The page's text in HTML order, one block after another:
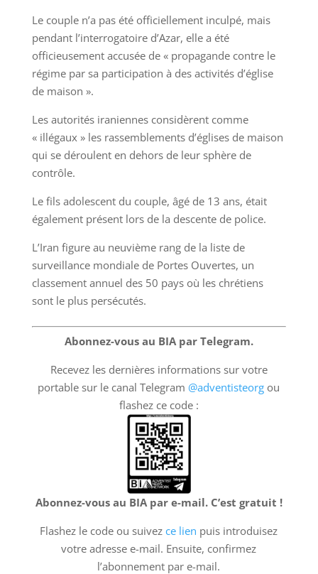
Le couple n’a pas été officiellement inculpé, mais
pendant l’interrogatoire d’Azar, elle a été
officieusement accusée de « propagande contre le
régime par sa participation à des activités d’église
de maison ».
Les autorités iraniennes considèrent comme
« illégaux » les rassemblements d’églises de maison
qui se déroulent en dehors de leur sphère de
contrôle.
Le fils adolescent du couple, âgé de 13 ans, était
également présent lors de la descente de police.
L’Iran figure au neuvième rang de la liste de
surveillance mondiale de Portes Ouvertes, un
classement annuel des 50 pays où les chrétiens
sont le plus persécutés.
Abonnez-vous au BIA par Telegram.
Recevez les dernières informations sur votre
portable sur le canal Telegram@adventisteorg ou
flashez ce code :
Abonnez-vous au BIA par e-mail. C’est gratuit !
Flashez le code ou suivezce lien puis introduisez
votre adresse e-mail. Ensuite, confirmez
l’abonnement par e-mail.